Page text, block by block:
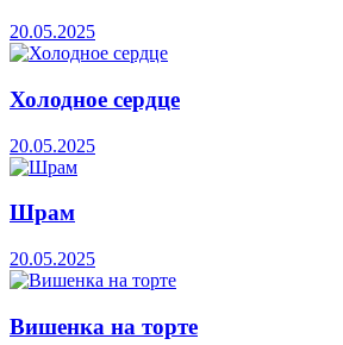
20.05.2025
Холодное сердце
20.05.2025
Шрам
20.05.2025
Вишенка на торте